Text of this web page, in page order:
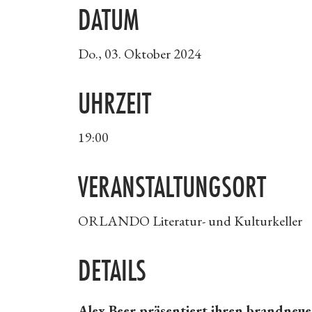
DATUM
Do., 03. Oktober 2024
UHRZEIT
19:00
VERANSTALTUNGSORT
ORLANDO Literatur- und Kulturkeller
DETAILS